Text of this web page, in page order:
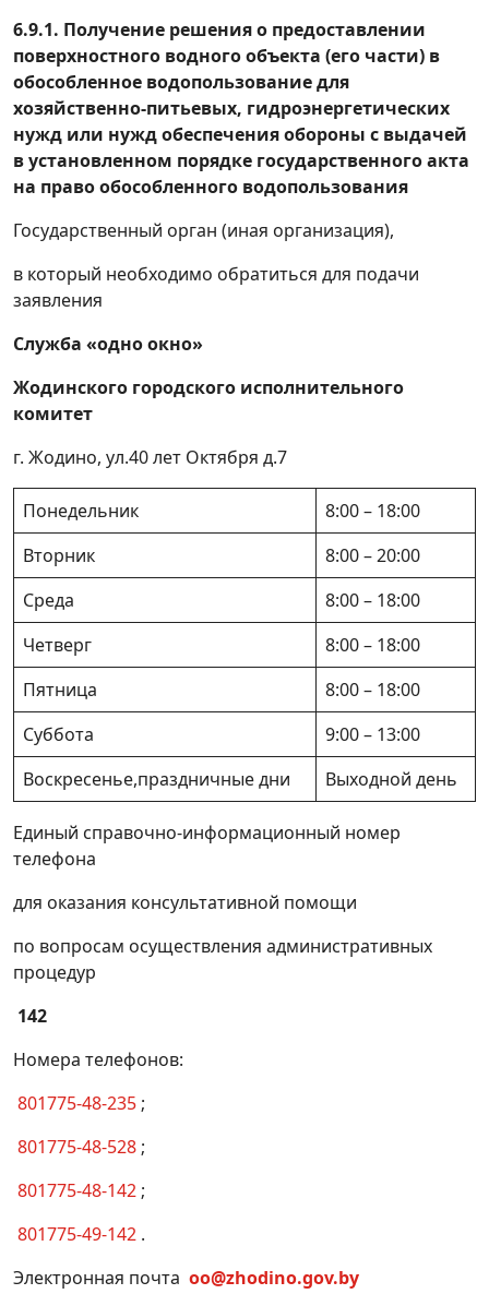
6.9.1. Получение решения о предоставлении
поверхностного водного объекта (его части) в
обособленное водопользование для
хозяйственно-питьевых, гидроэнергетических
нужд или нужд обеспечения обороны с выдачей
в установленном порядке государственного акта
на право обособленного водопользования
Государственный орган (иная организация),
в который необходимо обратиться для подачи
заявления
Служба «одно окно»
Жодинского городского исполнительного
комитет
г. Жодино, ул.40 лет Октября д.7
Понедельник
8:00 – 18:00
Вторник
8:00 – 20:00
Среда
8:00 – 18:00
Четверг
8:00 – 18:00
Пятница
8:00 – 18:00
Суббота
9:00 – 13:00
Воскресенье,праздничные дни
Выходной день
Единый справочно-информационный номер
телефона
для оказания консультативной помощи
по вопросам осуществления административных
процедур
142
Номера телефонов:
801775-48-235 ;
801775-48-528 ;
801775-48-142 ;
801775-49-142 .
Электронная почта oo@zhodino.gov.by
услуг Республики Беларусь
Внесение изменения в сведения,
включенные в Реестр бытовых услуг
Республики Беларусь
Включение сведений о субъектах,
оказывающих бытовые услуги, объектах
бытового обслуживания в Реестр бытовых
Согласование режима работы после 23.00 и
Образование и молодежная политика
Согласование ввода в эксплуатацию вновь
оптоволоконной линии связи (за
исключением расположенной внутри
капитального строения (здания, сооружения)
и абонентских линий электросвязи)
Включение в государственный реестр
организаций, которые могут выступать
уполномоченными лицами по управлению
общим имуществом совместного
домовладения, внесение изменений в
реестр, исключение из реестра
Исключение сведений из Торгового реестра
Республики Беларусь
Получение справки о расчетах по
полученным из местного бюджета
бюджетным займам, ссудам, исполненным
распорядительных органов
Получение разрешения на эксплуатацию
проведения проектно-изыскательских работ
и строительства вновь создаваемых и (или)
связи (за исключением расположенных
сооружений) и абонентских
Получение согласования проекта